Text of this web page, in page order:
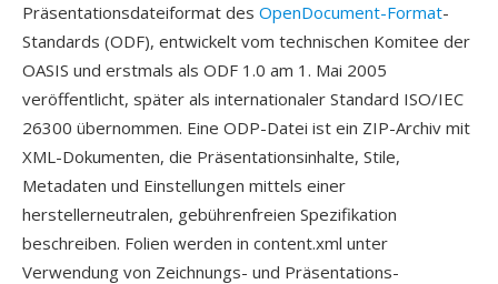
Präsentationsdateiformat des OpenDocument-Format-
Standards (ODF), entwickelt vom technischen Komitee der
OASIS und erstmals als ODF 1.0 am 1. Mai 2005
veröffentlicht, später als internationaler Standard ISO/IEC
26300 übernommen. Eine ODP-Datei ist ein ZIP-Archiv mit
XML-Dokumenten, die Präsentationsinhalte, Stile,
Metadaten und Einstellungen mittels einer
herstellerneutralen, gebührenfreien Spezifikation
beschreiben. Folien werden in content.xml unter
Verwendung von Zeichnungs- und Präsentations-